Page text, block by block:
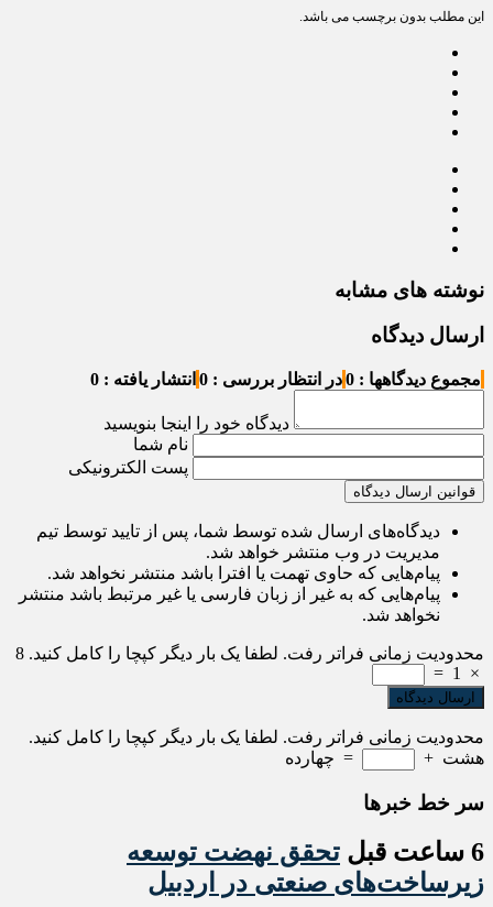
این مطلب بدون برچسب می باشد.
نوشته های مشابه
ارسال دیدگاه
مجموع دیدگاهها : 0 در انتظار بررسی : 0 انتشار یافته : 0
دیدگاه خود را اینجا بنویسید
نام شما
پست الکترونیکی
قوانین ارسال دیدگاه
دیدگاه‌های ارسال شده توسط شما، پس از تایید توسط تیم
مدیریت در وب منتشر خواهد شد.
پیام‌هایی که حاوی تهمت یا افترا باشد منتشر نخواهد شد.
پیام‌هایی که به غیر از زبان فارسی یا غیر مرتبط باشد منتشر
نخواهد شد.
محدودیت زمانی فراتر رفت. لطفا یک بار دیگر کپچا را کامل کنید. 8
×
1
=
محدودیت زمانی فراتر رفت. لطفا یک بار دیگر کپچا را کامل کنید.
هشت +
= چهارده
سر خط خبرها
6 ساعت قبل
تحقق نهضت توسعه
زیرساخت‌های صنعتی در اردبیل